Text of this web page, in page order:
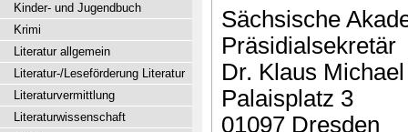
Sächsische
Präsidialsekretär
Dr. Klaus Michael
Palaisplatz 3
01097 Dresden
Kinder- und Jugendbuch
Krimi
Literatur allgemein
Literatur-/Leseförderung Literatur
Literaturvermittlung
Literaturwissenschaft